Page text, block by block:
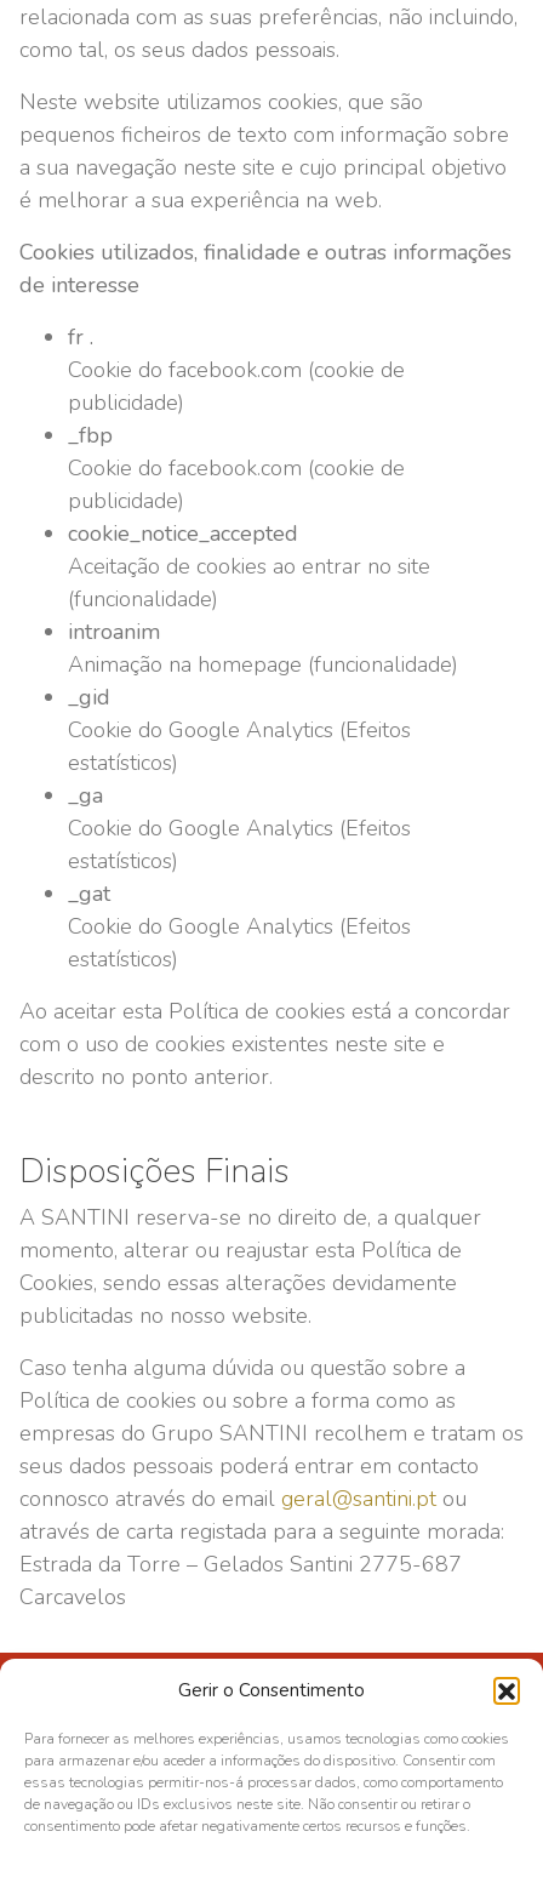
Gerir o Consentimento
Para fornecer as melhores experiências, usamos tecnologias como cookies
para armazenar e/ou aceder a informações do dispositivo. Consentir com
essas tecnologias permitir-nos-á processar dados, como comportamento
de navegação ou IDs exclusivos neste site. Não consentir ou retirar o
consentimento pode afetar negativamente certos recursos e funções.
relacionada com as suas preferências, não incluindo,
como tal, os seus dados pessoais.
Neste website utilizamos cookies, que são
pequenos ficheiros de texto com informação sobre
a sua navegação neste site e cujo principal objetivo
é melhorar a sua experiência na web.
Cookies utilizados, finalidade e outras informações
de interesse
fr .
Cookie do facebook.com (cookie de
publicidade)
_fbp
Cookie do facebook.com (cookie de
publicidade)
cookie_notice_accepted
Aceitação de cookies ao entrar no site
(funcionalidade)
introanim
Animação na homepage (funcionalidade)
_gid
Cookie do Google Analytics (Efeitos
estatísticos)
_ga
Cookie do Google Analytics (Efeitos
estatísticos)
_gat
Cookie do Google Analytics (Efeitos
estatísticos)
Ao aceitar esta Política de cookies está a concordar
com o uso de cookies existentes neste site e
descrito no ponto anterior.
Disposições Finais
A SANTINI reserva-se no direito de, a qualquer
momento, alterar ou reajustar esta Política de
Cookies, sendo essas alterações devidamente
publicitadas no nosso website.
Caso tenha alguma dúvida ou questão sobre a
Política de cookies ou sobre a forma como as
empresas do Grupo SANTINI recolhem e tratam os
seus dados pessoais poderá entrar em contacto
connosco através do email geral@santini.pt ou
através de carta registada para a seguinte morada:
Estrada da Torre – Gelados Santini 2775-687
Carcavelos
Política de Privacidade
Política de cookies
Livro de Reclamações